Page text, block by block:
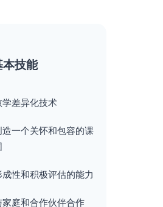
技能
差异化技术
一个关怀和包容的课
性和积极评估的能力
庭和合作伙伴合作